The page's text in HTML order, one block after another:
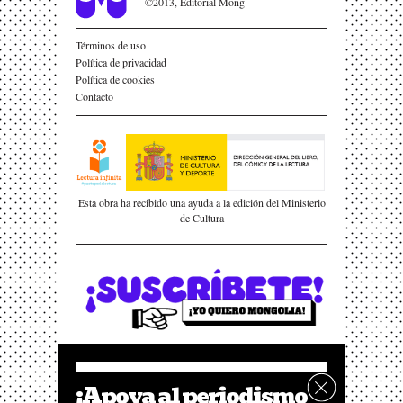
Términos de uso
Política de privacidad
Política de cookies
Contacto
Esta obra ha recibido una ayuda a la edición del Ministerio
de Cultura